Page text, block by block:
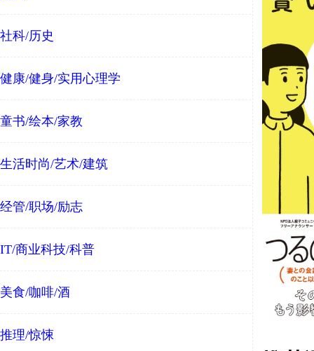
社科/历史
健康/健身/实用心理学
童书/绘本/家教
生活时尚/艺术/建筑
经管/职场/励志
IT/商业科技/科普
美食/咖啡/酒
推理/惊悚